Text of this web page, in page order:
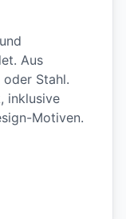
Aus
Stahl.
inklusive
Motiven.